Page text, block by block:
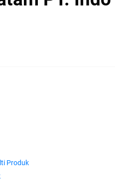
Produk